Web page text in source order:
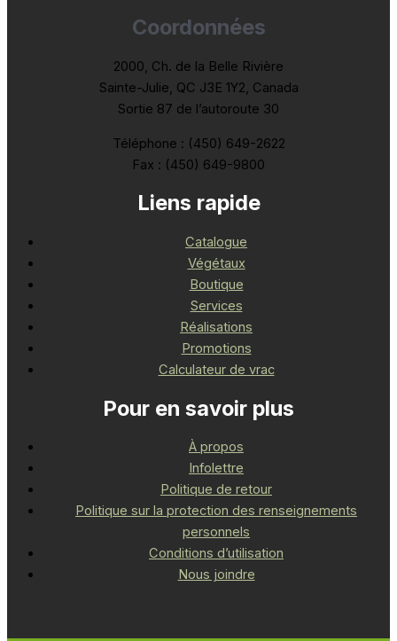
Coordonnées
2000, Ch. de la Belle Rivière
Sainte-Julie, QC J3E 1Y2, Canada
Sortie 87 de l’autoroute 30
Téléphone : (450) 649-2622
Fax : (450) 649-9800
Liens rapide
Catalogue
Végétaux
Boutique
Services
Réalisations
Promotions
Calculateur de vrac
Pour en savoir plus
À propos
Infolettre
Politique de retour
Politique sur la protection des renseignements
personnels
Conditions d’utilisation
Nous joindre